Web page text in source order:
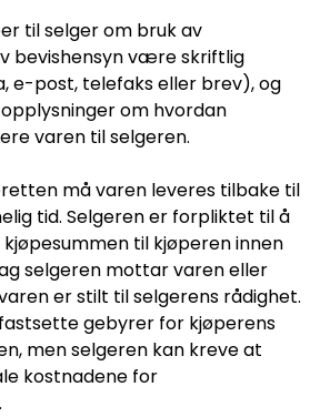
til selger om bruk av
bevishensyn være skriftlig
e-post, telefaks eller brev), og
om hvordan
varen til selgeren.
må varen leveres tilbake til
tid. Selgeren er forpliktet til å
til kjøperen innen
selgeren mottar varen eller
er stilt til selgerens rådighet.
gebyrer for kjøperens
men selgeren kan kreve at
kostnadene for